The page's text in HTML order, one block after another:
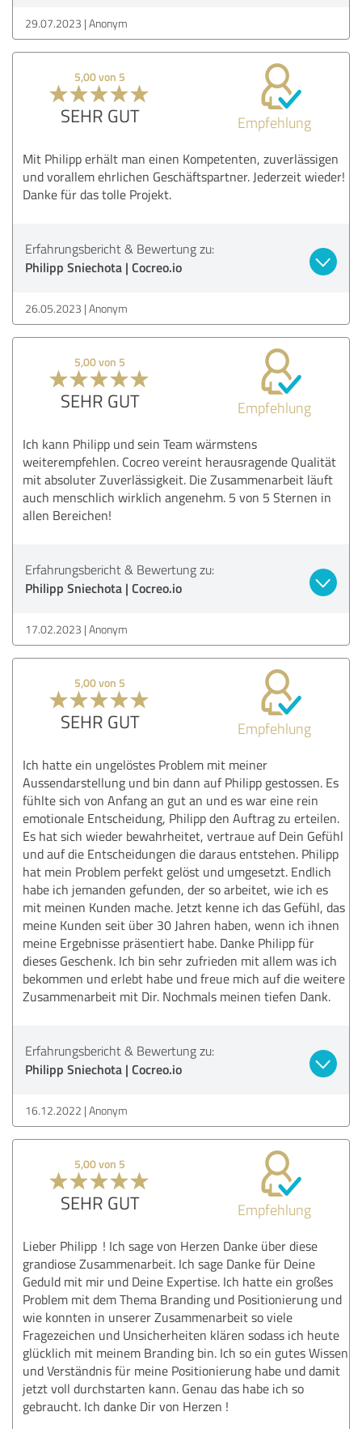
29.07.2023 Anonym
5,00 von 5
SEHR GUT Empfehlung
Mit Philipp erhält man einen Kompetenten, zuverlässigen
und vorallem ehrlichen Geschäftspartner. Jederzeit wieder!
Danke für das tolle Projekt.
Erfahrungsbericht & Bewertung zu:
Philipp Sniechota | Cocreo.io
26.05.2023 Anonym
5,00 von 5
SEHR GUT Empfehlung
Ich kann Philipp und sein Team wärmstens
weiterempfehlen. Cocreo vereint herausragende Qualität
mit absoluter Zuverlässigkeit. Die Zusammenarbeit läuft
auch menschlich wirklich angenehm. 5 von 5 Sternen in
allen Bereichen!
Erfahrungsbericht & Bewertung zu:
Philipp Sniechota | Cocreo.io
17.02.2023 Anonym
5,00 von 5
SEHR GUT Empfehlung
Ich hatte ein ungelöstes Problem mit meiner
Aussendarstellung und bin dann auf Philipp gestossen. Es
fühlte sich von Anfang an gut an und es war eine rein
emotionale Entscheidung, Philipp den Auftrag zu erteilen.
Es hat sich wieder bewahrheitet, vertraue auf Dein Gefühl
und auf die Entscheidungen die daraus entstehen. Philipp
hat mein Problem perfekt gelöst und umgesetzt. Endlich
habe ich jemanden gefunden, der so arbeitet, wie ich es
mit meinen Kunden mache. Jetzt kenne ich das Gefühl, das
meine Kunden seit über 30 Jahren haben, wenn ich ihnen
meine Ergebnisse präsentiert habe. Danke Philipp für
dieses Geschenk. Ich bin sehr zufrieden mit allem was ich
bekommen und erlebt habe und freue mich auf die weitere
Zusammenarbeit mit Dir. Nochmals meinen tiefen Dank.
Erfahrungsbericht & Bewertung zu:
Philipp Sniechota | Cocreo.io
16.12.2022 Anonym
5,00 von 5
SEHR GUT Empfehlung
Lieber Philipp ‚! Ich sage von Herzen Danke über diese
grandiose Zusammenarbeit. Ich sage Danke für Deine
Geduld mit mir und Deine Expertise. Ich hatte ein großes
Problem mit dem Thema Branding und Positionierung und
wie konnten in unserer Zusammenarbeit so viele
Fragezeichen und Unsicherheiten klären sodass ich heute
glücklich mit meinem Branding bin. Ich so ein gutes Wissen
und Verständnis für meine Positionierung habe und damit
jetzt voll durchstarten kann. Genau das habe ich so
gebraucht. Ich danke Dir von Herzen !